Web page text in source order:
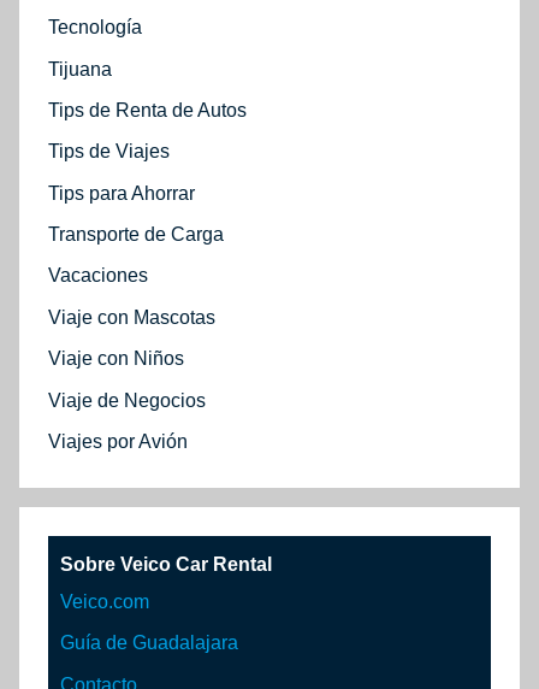
Tecnología
Tijuana
Tips de Renta de Autos
Tips de Viajes
Tips para Ahorrar
Transporte de Carga
Vacaciones
Viaje con Mascotas
Viaje con Niños
Viaje de Negocios
Viajes por Avión
Sobre Veico Car Rental
Veico.com
Guía de Guadalajara
Contacto